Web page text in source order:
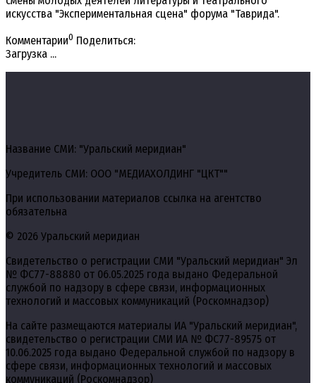
искусства "Экспериментальная сцена" форума "Таврида".
Комментарии0 Поделиться:
Загрузка ...
Название СМИ: "Уральский меридиан"
Учредитель СМИ: ООО "МЕДИАХОЛДИНГ "ЦКТ""
При использовании материалов ссылка на агентство
обязательна
© 2026 Уральский меридиан
Свидетельство о регистрации СМИ "Уральский меридиан" Эл
№ ФС77-88880 от 06.05.2025 года выдано Федеральной
службой по надзору в сфере связи, информационных
технологий и массовых коммуникаций (Роскомнадзор)
На сайте размещаются материалы ИА "Уральский меридиан",
свидетельство о регистрации СМИ ИА № ФС77-89575 от
10.06.2025 года выдано Федеральной службой по надзору в
сфере связи, информационных технологий и массовых
коммуникаций (Роскомнадзор)